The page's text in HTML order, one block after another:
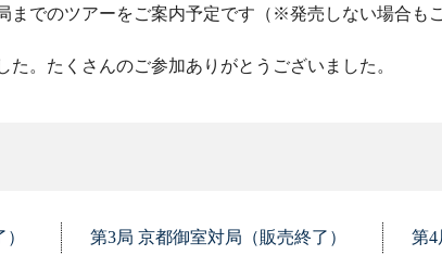
までのツアーをご案内予定です（※発売しない場合も
。たくさんのご参加ありがとうございました。
第3局 京都御室対局（販売終了） 第4